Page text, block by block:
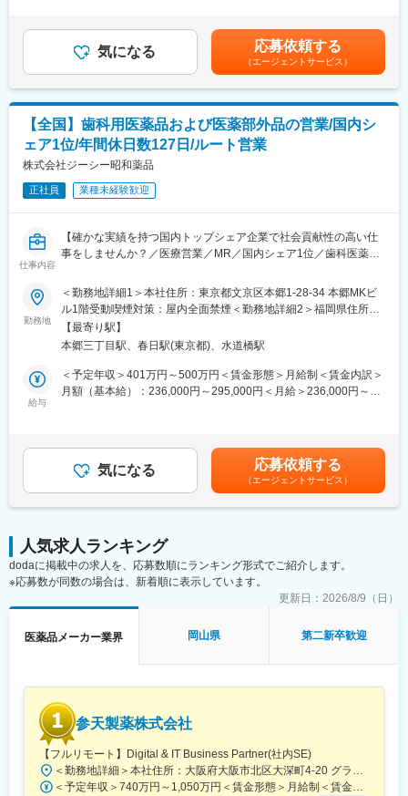
セルトリオンは、抗体医薬品のバイオシミラーを世界規模で研究
開発から臨床試験、規制関連業務、製造、流通まで、バイオ医薬
品事業の全プロセスに対応するワンストップソリューションを提
供することで、世界中の患者様にバイオ医薬品の新しい治療の選
択肢をお届けしています。
変更の範囲：会社の定める業務
・医薬品に関する情報提供活動
└クリニック向けに勉強会なども実施します
・販売代理店を訪問し、代理店担当者との関係構築、製品PR、顧
【MRとは】
医薬品を正しく使用していただくためにドクターや薬剤師へ医薬
品の情報の提供や収集を行います。同時に、医療現場から得た情
報を正しく、タイムリーに医療関係者に伝達することもMRの役割
です。
【担当商品（例）】
当社は眼科領域に特化したスペシャリティファーマです。
ドライアイ治療薬を始めとした、幅広い点眼薬（目薬）を提案す
■研修体制：
＜入社後＞
大阪本社にて、1か月半～2か月間の初期研修を行います。
＜配属後＞
・先輩社員がOJTでサポートします。チーム制となっており、1グ
情報などをキャッチアップする機会があります。
・MR教育の専門部署があり、定期的に階層別研修、MR向けの研
修もあり、配属後も着実にスキルアップしていける環境です。
・初期配属地はご希望を考慮し検討いたします。
（京都府、東京都、青森県、愛知県、岐阜県いずれかのエリアで
は優先的に採用を行っております）
・配属後は自宅を起点に直行直帰型の勤務となりますが、各エリ
アに支店やサテライトオフィスがあるため、会議等やオフィスワ
・有給休暇取得率：79.8％（2025年度）
・「くるみん」「えるぼし」取得
■各種手当・福利厚生：
・社宅制度あり（適用条件あり・入社から7年間まで適用）
・日当あり（別途支給）
も目安の金額であり、選考を通じて上下する可能性があります。
月給(月額)は固定手当を含めた表記です。
気になる 応募依頼する
（エージェントサービス）
【全国】歯科用医薬品および医薬部外品の営業/国内シ
ェア1位/年間休日数127日/ルート営業
株式会社ジーシー昭和薬品
正社員 業種未経験歓迎
仕事内容
【確かな実績を持つ国内トップシェア企業で社会貢献性の高い仕
事をしませんか？／医療営業／MR／国内シェア1位／歯科医薬品
■業務内容：
医薬品、医療機器、医薬部外品等の製造販売を行う当社にて、以
下の業務をご担当いただきます。
※入社直後からいきなり営業活動から始めるわけではなく、先輩社
員の方の同席から行っていただけます。
を既にお付き合いのある既存の販売代理店、歯科医院、および病
院へルート営業を行っていただきます。
・新規での営業はほとんど発生しなく、既にお付き合いのあるお
客様へ営業活動を行っていくため、無理な提案や、飛び込み営業
などはございません。
※新規が発生する場合は開業医からのお問い合わせや既存のお客様
ざいません。
■育成環境
・営業職向け研修(製品知識・製薬企業としての倫理)が月に1度実
施されるため、知識習得が可能な環境です。
・先輩社員の方の同席から始めていくため業界未経験の方でも安
心できる環境です。
勤務地
＜勤務地詳細1＞本社住所：東京都文京区本郷1-28-34 本郷MKビ
ル1階受動喫煙対策：屋内全面禁煙＜勤務地詳細2＞福岡県住所：
福岡県 受動喫煙対策：屋内全面禁煙＜勤務地詳細3＞名古屋住
所：愛知県名古屋市 受動喫煙対策：屋内全面禁煙変更の範囲：会
【最寄り駅】
本郷三丁目駅、春日駅(東京都)、水道橋駅
給与
＜予定年収＞401万円～500万円＜賃金形態＞月給制＜賃金内訳＞
月額（基本給）：236,000円～295,000円＜月給＞236,000円～
務評価により変動します。賃金はあくまでも目安の金額であり、
選考を通じて上下する可能性があります。月給(月額)は固定手当を
含めた表記です。
気になる 応募依頼する
（エージェントサービス）
人気求人ランキング
dodaに掲載中の求人を、応募数順にランキング形式でご紹介します。
※応募数が同数の場合は、新着順に表示しています。
更新日： 2026/8/9（日）
医薬品メーカー業界 岡山県 第二新卒歓迎
参天製薬株式会社
【フルリモート】Digital & IT Business Partner(社内SE)
＜勤務地詳細＞本社住所：大阪府大阪市北区大深町4-20 グランフロント大阪タワーA25F勤務地最寄駅：JR各線／大阪駅受動喫煙対策：屋内全面禁煙変更の範囲：会社の定める事業所（リモートワーク含む）
＜予定年収＞740万円～1,050万円＜賃金形態＞月給制＜賃金内訳＞月額（基本給）：540,000円～770,000円＜月給＞540,000円～770,000円＜昇給有無＞有＜残業手当＞有＜給与補足＞※経験・能力等を考慮の上、当社規定により決定します。■賞与：年1回支給■基本給改定：年1回（4月）賃金はあくまでも目安の金額であり、選考を通じて上下する可能性があります。月給(月額)は固定手当を含めた表記です。